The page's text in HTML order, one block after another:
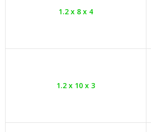
1.2 x 8 x 4
1.2 x 10 x 3